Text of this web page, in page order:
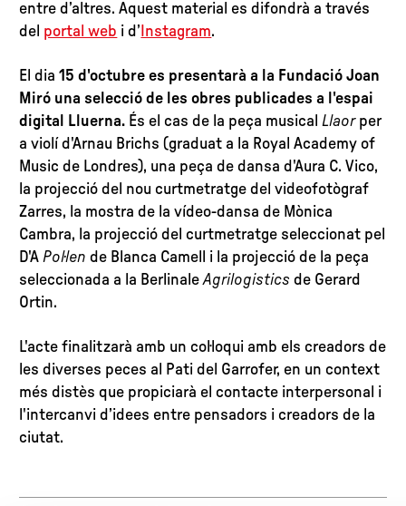
entre d’altres. Aquest material es difondrà a través
del portal web i d’ Instagram.
El dia15 d'octubre es presentarà a la Fundació Joan
Miró una selecció de les obres publicades a l'espai
digital Lluerna. És el cas de la peça musicalLlaor per
a violí d'Arnau Brichs (graduat a la Royal Academy of
Music de Londres), una peça de dansa d'Aura C. Vico,
la projecció del nou curtmetratge del videofotògraf
Zarres, la mostra de la vídeo-dansa de Mònica
Cambra, la projecció del curtmetratge seleccionat pel
D'APol·len de Blanca Camell i la projecció de la peça
seleccionada a la BerlinaleAgrilogisticsde Gerard
Ortin.
L'acte finalitzarà amb un col·loqui amb els creadors de
les diverses peces al Pati del Garrofer, en un context
més distès que propiciarà el contacte interpersonal i
l'intercanvi d’idees entre pensadors i creadors de la
ciutat.